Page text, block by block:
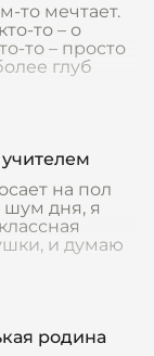
то мечтает.
то – о
то – просто
глуб
на пол
шум дня, я
и думаю
родина